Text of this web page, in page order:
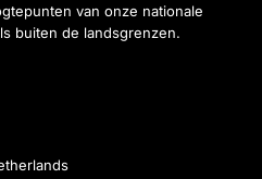
van onze nationale
buiten de landsgrenzen.